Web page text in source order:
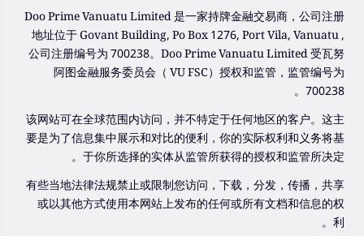
Doo Prime Vanuatu Limited 是一家持牌金融交易商，公司注册
地址位于 Govant Building, Po Box 1276, Port Vila, Vanuatu ,
公司注册编号为 700238。Doo Prime Vanuatu Limited 受瓦努
阿图金融服务委员会（ VU FSC）授权和监管，监管编号为
700238。
该网站可在全球范围内访问，并不特定于任何地区的客户。这主
要是为了信息集中展示和对比的便利，你的实际权利和义务将基
于你所选择的实体从监管所获得的授权和监管所决定。
有些当地法律法规禁止或限制您访问，下载，分发，传播，共享
或以其他方式使用本网站上发布的任何或所有文档和信息的权
利。